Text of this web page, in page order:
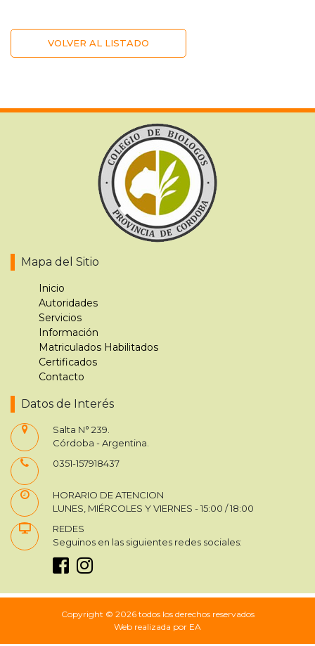
VOLVER AL LISTADO
Mapa del Sitio
Inicio
Autoridades
Servicios
Información
Matriculados Habilitados
Certificados
Contacto
Datos de Interés
Salta N° 239.
Córdoba - Argentina.
0351-157918437
HORARIO DE ATENCION
LUNES, MIÉRCOLES Y VIERNES - 15:00 / 18:00
REDES
Seguinos en las siguientes redes sociales:
Copyright © 2026 todos los derechos reservados
Web realizada por EA